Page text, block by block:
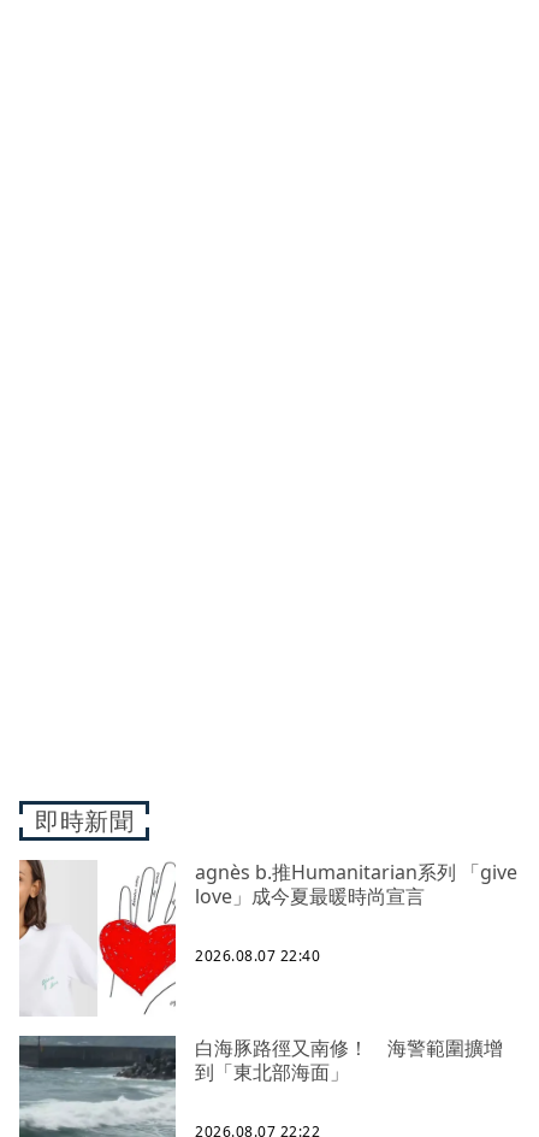
即時新聞
agnès b.推Humanitarian系列 「give
love」成今夏最暖時尚宣言
2026.08.07 22:40
白海豚路徑又南修！ 海警範圍擴增
到「東北部海面」
2026.08.07 22:22